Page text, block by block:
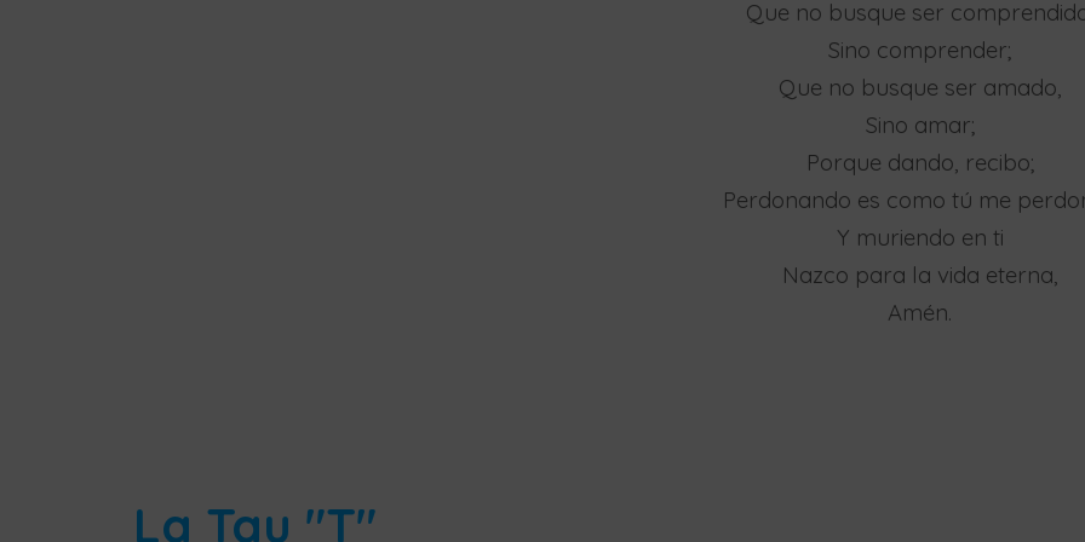
Que no busque ser
Sino comprender;
Que no busque ser amado,
Sino amar;
Porque dando, recibo;
Perdonando es como tú me
Y muriendo en ti
Nazco para la vida eterna,
Amén.
La Tau "T"